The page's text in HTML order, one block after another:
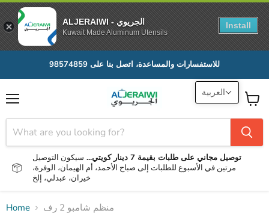
العربية
للاستفسارات والمساعدة، اتصل بنا على 98574859
توصيل مجاني على طلبات بقيمة 7 دينار كويتي...
سيكون التوصيل
مرتين في الأسبوع للطلبات إلى صباح الأحمد، أم الهيمان، الوفرة،
خيران، عبدلي، إلخ
View
cart
Home منظم شامبو 2 رف
ALJERAIWI - الجريوي
Kuwait Made Aluminum Utensils
Install